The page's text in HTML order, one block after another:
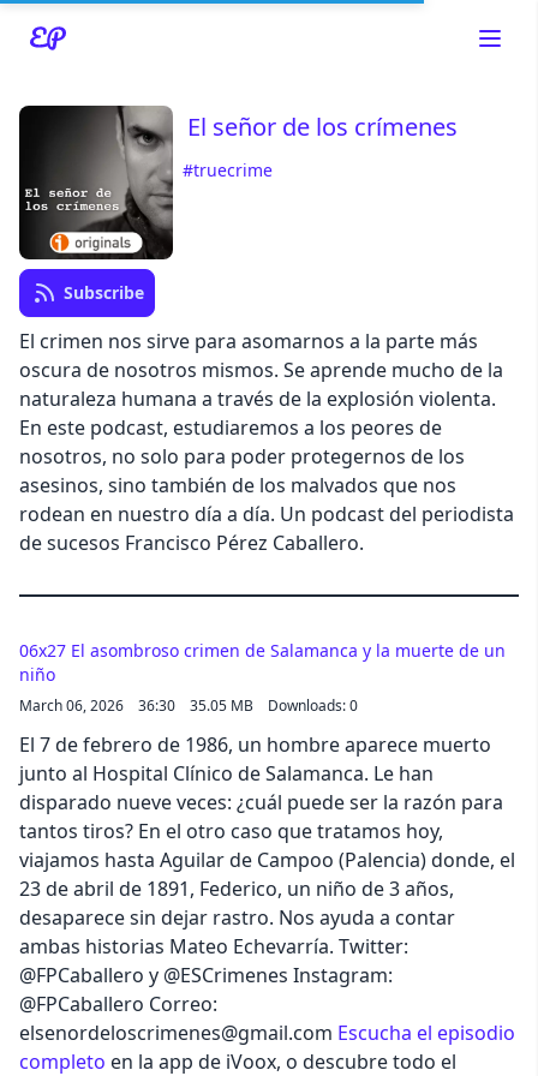
Read about our content policies
El señor de los crímenes
#truecrime
Subscribe
El crimen nos sirve para asomarnos a la parte más
oscura de nosotros mismos. Se aprende mucho de la
naturaleza humana a través de la explosión violenta.
En este podcast, estudiaremos a los peores de
nosotros, no solo para poder protegernos de los
asesinos, sino también de los malvados que nos
rodean en nuestro día a día. Un podcast del periodista
de sucesos Francisco Pérez Caballero.
Cancel
06x27 El asombroso crimen de Salamanca y la muerte de un
niño
March 06, 2026 36:30 35.05 MB Downloads: 0
El 7 de febrero de 1986, un hombre aparece muerto
junto al Hospital Clínico de Salamanca. Le han
disparado nueve veces: ¿cuál puede ser la razón para
tantos tiros? En el otro caso que tratamos hoy,
viajamos hasta Aguilar de Campoo (Palencia) donde, el
23 de abril de 1891, Federico, un niño de 3 años,
desaparece sin dejar rastro. Nos ayuda a contar
ambas historias Mateo Echevarría. Twitter:
@FPCaballero y @ESCrimenes Instagram:
@FPCaballero Correo:
elsenordeloscrimenes@gmail.com Escucha el episodio
completo en la app de iVoox, o descubre todo el